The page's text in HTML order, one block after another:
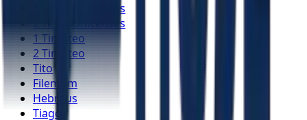
1 Tessalonicenses
2 Tessalonicenses
1 Timóteo
2 Timóteo
Tito
Filemom
Hebreus
Tiago